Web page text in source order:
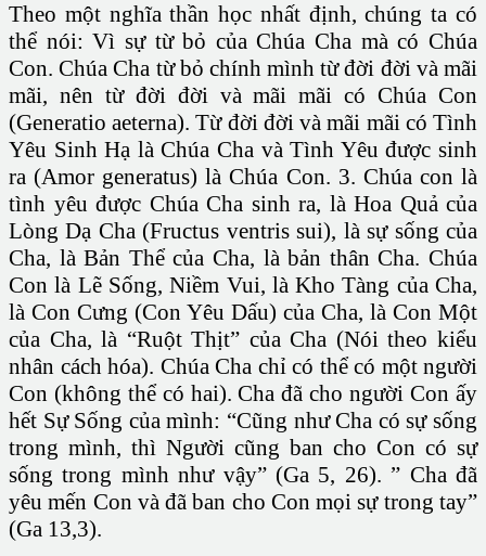
Theo một nghĩa thần học nhất định, chúng ta có
thể nói: Vì sự từ bỏ của Chúa Cha mà có Chúa
Con. Chúa Cha từ bỏ chính mình từ đời đời và mãi
mãi, nên từ đời đời và mãi mãi có Chúa Con
(Generatio aeterna). Từ đời đời và mãi mãi có Tình
Yêu Sinh Hạ là Chúa Cha và Tình Yêu được sinh
ra (Amor generatus) là Chúa Con. 3. Chúa con là
tình yêu được Chúa Cha sinh ra, là Hoa Quả của
Lòng Dạ Cha (Fructus ventris sui), là sự sống của
Cha, là Bản Thể của Cha, là bản thân Cha. Chúa
Con là Lẽ Sống, Niềm Vui, là Kho Tàng của Cha,
là Con Cưng (Con Yêu Dấu) của Cha, là Con Một
của Cha, là “Ruột Thịt” của Cha (Nói theo kiểu
nhân cách hóa). Chúa Cha chỉ có thể có một người
Con (không thể có hai). Cha đã cho người Con ấy
hết Sự Sống của mình: “Cũng như Cha có sự sống
trong mình, thì Người cũng ban cho Con có sự
sống trong mình như vậy” (Ga 5, 26). ” Cha đã
yêu mến Con và đã ban cho Con mọi sự trong tay”
(Ga 13,3).